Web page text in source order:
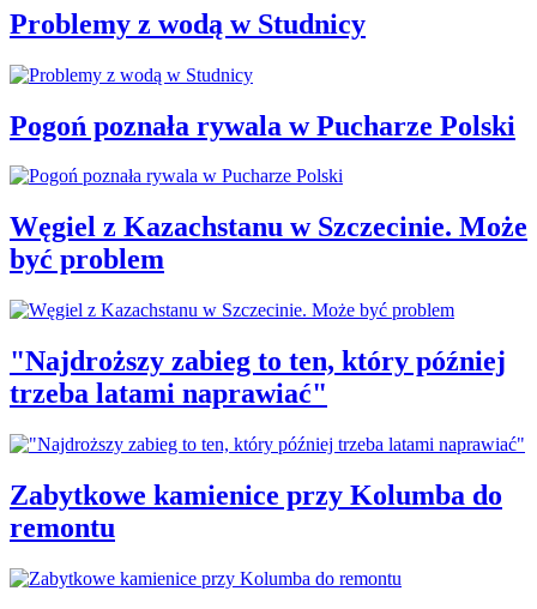
Problemy z wodą w Studnicy
Pogoń poznała rywala w Pucharze Polski
Węgiel z Kazachstanu w Szczecinie. Może
być problem
"Najdroższy zabieg to ten, który później
trzeba latami naprawiać"
Zabytkowe kamienice przy Kolumba do
remontu